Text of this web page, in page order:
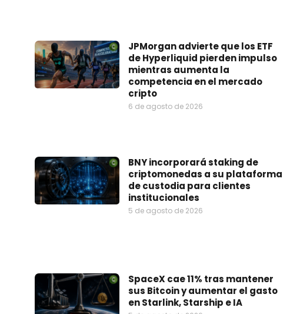
JPMorgan advierte que los ETF
de Hyperliquid pierden impulso
mientras aumenta la
competencia en el mercado
cripto
6 de agosto de 2026
BNY incorporará staking de
criptomonedas a su plataforma
de custodia para clientes
institucionales
5 de agosto de 2026
SpaceX cae 11% tras mantener
sus Bitcoin y aumentar el gasto
en Starlink, Starship e IA